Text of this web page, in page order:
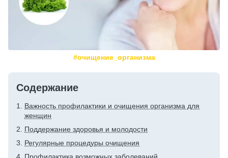
#очищение_организма
Содержание
Важность профилактики и очищения организма для
женщин
Поддержание здоровья и молодости
Регулярные процедуры очищения